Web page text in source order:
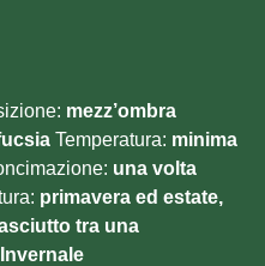
mezz’ombra
Temperatura: minima
una volta
primavera ed estate,
tra una
Invernale